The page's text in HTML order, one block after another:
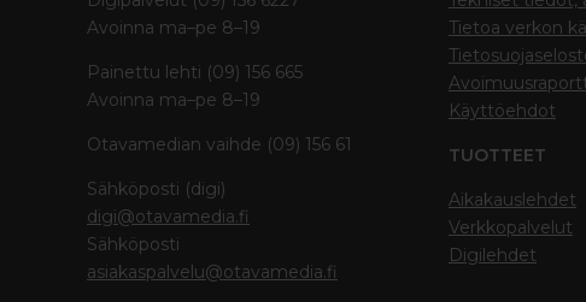
Avoinna ma–pe 8–19
Painettu lehti (09) 156 665
Avoinna ma–pe 8–19
Otavamedian vaihde (09) 156 61
Sähköposti (digi)
digi@otavamedia.fi
Sähköposti
asiakaspalvelu@otavamedia.fi
Tietoa verkon
Käyttöehdot
TUOTTEET
Aikakauslehdet
Verkkopalvelut
Digilehdet